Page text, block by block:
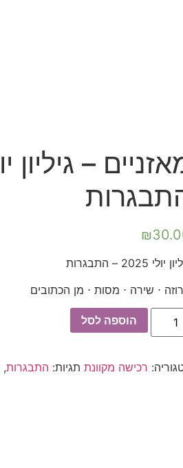
₪
יולי 2025 – התבגרות
⋅ שירה ⋅ מסות ⋅ מן הכתובים
הוספה לסל
רכישה מקוונת תגיות: התבגרות,